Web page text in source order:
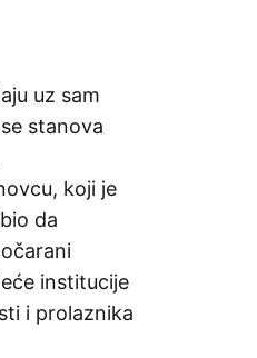
uz sam
stanova
koji je
da
institucije
i prolaznika